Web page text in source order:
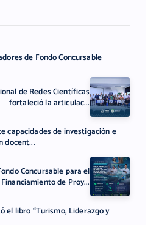
de Fondo Concursable
de Redes Científicas
fortaleció la articulac...
capacidades de investigación e
docent...
Concursable para el
Financiamiento de Proy...
el libro “Turismo, Liderazgo y